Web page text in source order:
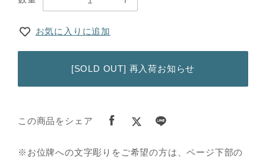
お気に入りに追加
[SOLD OUT] 再入荷お知らせ
この商品をシェア
※お位牌への文字彫りをご希望の方は、ページ下部の